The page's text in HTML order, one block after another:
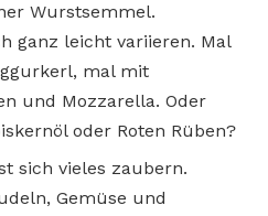
Wurstsemmel.
ganz leicht variieren. Mal
mal mit
und Mozzarella. Oder
oder Roten Rüben?
sich vieles zaubern.
Gemüse und